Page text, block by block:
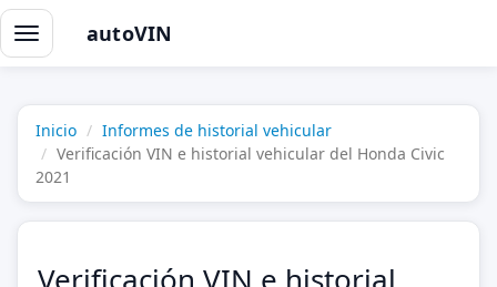
Alternar
navegación
autoVIN
Inicio
Informes de historial vehicular
Verificación VIN e historial vehicular del Honda Civic
2021